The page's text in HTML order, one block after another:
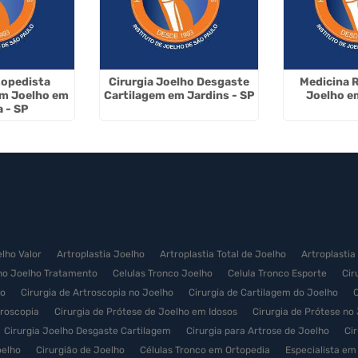
Joelho em
- SP
Cirurgia Joelho Desgaste
Cartilagem em Jardins - SP
Medicina
Joelho
Valor Artroplastia Joelho Artroplastia Total de Joelho Artroplastia
Joelho Tratamento Celulas Tronco Joelho Celula Tronco Esporte
Cirurgia de Artroscopia no Joelho Cirurgia de Cartilagem do Joelho
Cirurgia de Prótese de Joelho em Idosos
Cirurgia de Prótese no
Cirurgia Joelho Desgaste Cartilagem Cirurgia para Artrose de Joelho
Cirurgião de Joelho Células Tronco em Ortopedia Especialista